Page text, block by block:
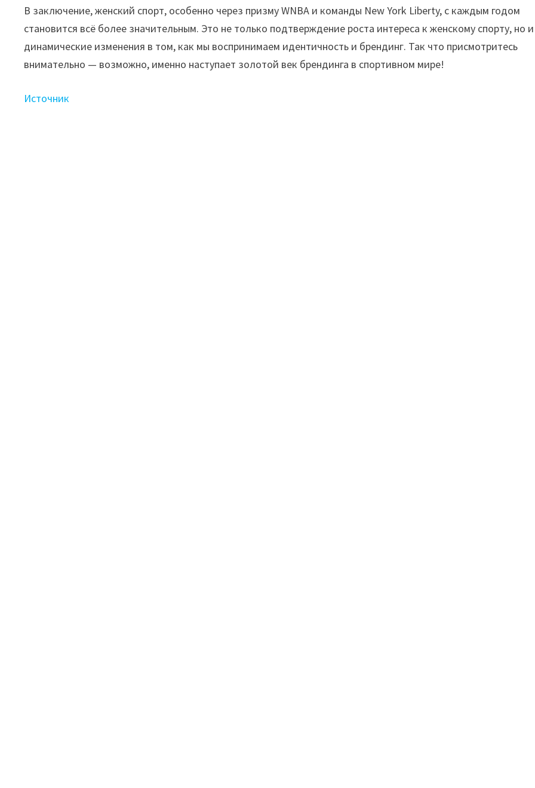
В заключение, женский спорт, особенно через призму WNBA и команды New York Liberty, с каждым годом
становится всё более значительным. Это не только подтверждение роста интереса к женскому спорту, но и
динамические изменения в том, как мы воспринимаем идентичность и брендинг. Так что присмотритесь
внимательно — возможно, именно наступает золотой век брендинга в спортивном мире!
Источник